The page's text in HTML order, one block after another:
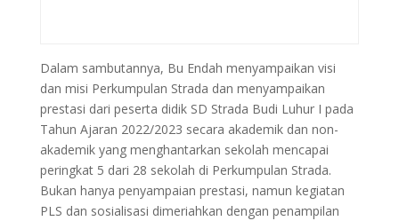
Dalam sambutannya, Bu Endah menyampaikan visi
dan misi Perkumpulan Strada dan menyampaikan
prestasi dari peserta didik SD Strada Budi Luhur I pada
Tahun Ajaran 2022/2023 secara akademik dan non-
akademik yang menghantarkan sekolah mencapai
peringkat 5 dari 28 sekolah di Perkumpulan Strada.
Bukan hanya penyampaian prestasi, namun kegiatan
PLS dan sosialisasi dimeriahkan dengan penampilan